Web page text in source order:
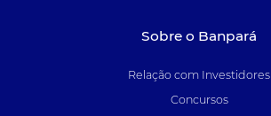
Sobre o Banpará
Relação com Investidores
Concursos